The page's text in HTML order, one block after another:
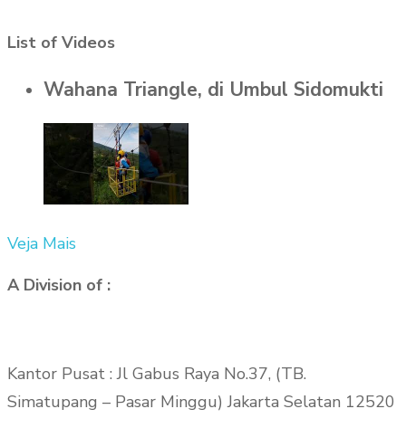
List of Videos
Wahana Triangle, di Umbul Sidomukti
Veja Mais
A Division of :
Kantor Pusat : Jl Gabus Raya No.37, (TB.
Simatupang – Pasar Minggu) Jakarta Selatan 12520